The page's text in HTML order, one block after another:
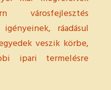
ráadásul
veszik körbe,
ipari termelésre